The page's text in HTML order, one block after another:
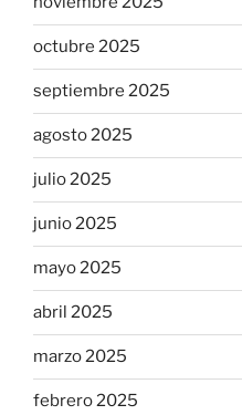
octubre 2025
septiembre 2025
agosto 2025
julio 2025
junio 2025
mayo 2025
abril 2025
marzo 2025
febrero 2025